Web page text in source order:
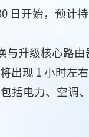
日开始，预计持
与升级核心路
现 1 小时左
括电力、空